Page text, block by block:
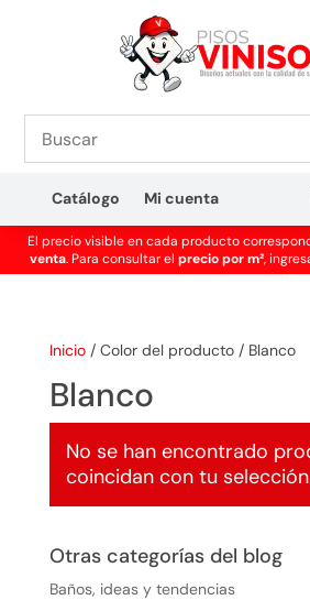
Catálogo Mi cuenta
El precio visible en cada producto
venta. Para consultar el precio por m²,
Inicio/ Color del producto/ Blanco
Blanco
No se han encontrado
coincidan con tu
Otras categorías del blog
Baños, ideas y tendencias